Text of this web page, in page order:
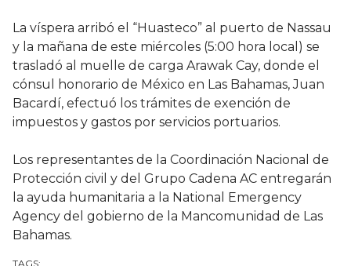
La víspera arribó el “Huasteco” al puerto de Nassau
y la mañana de este miércoles (5:00 hora local) se
trasladó al muelle de carga Arawak Cay, donde el
cónsul honorario de México en Las Bahamas, Juan
Bacardí, efectuó los trámites de exención de
impuestos y gastos por servicios portuarios.
Los representantes de la Coordinación Nacional de
Protección civil y del Grupo Cadena AC entregarán
la ayuda humanitaria a la National Emergency
Agency del gobierno de la Mancomunidad de Las
Bahamas.